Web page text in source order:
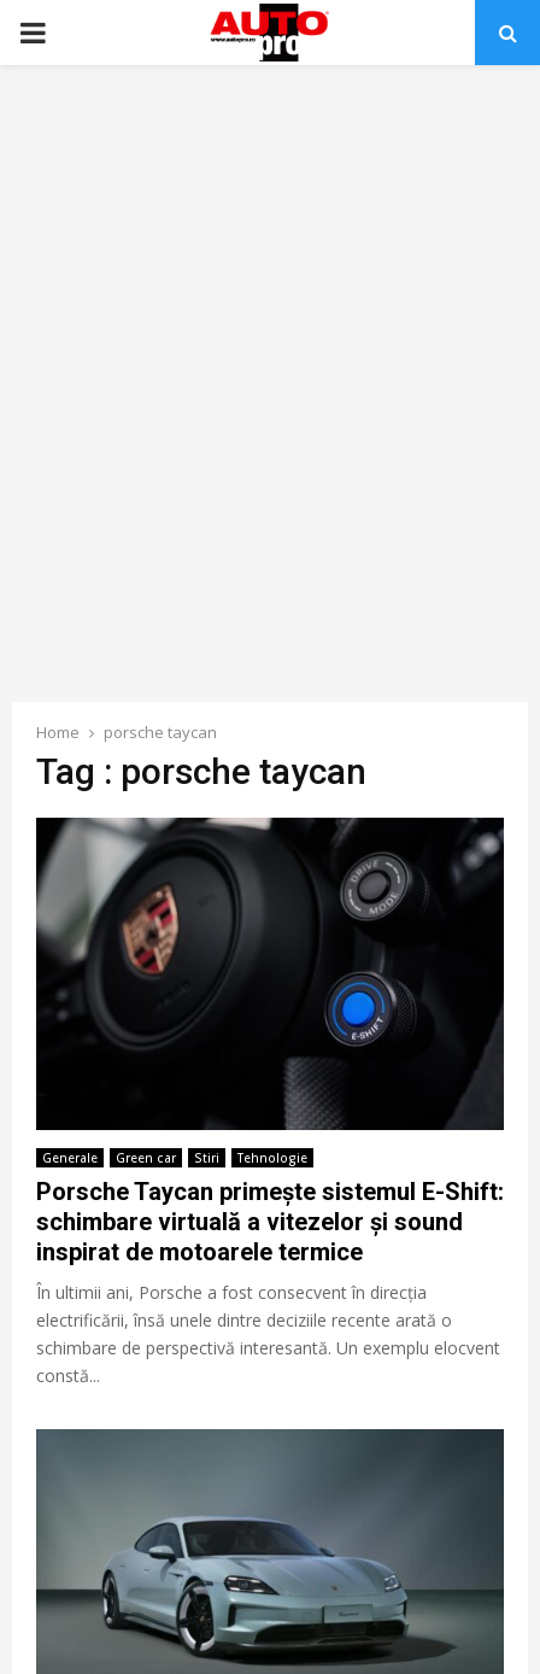
PRIMARY
Home porsche taycan
Tag : porsche taycan
Generale Green car Stiri Tehnologie
Porsche Taycan primește sistemul E-Shift:
schimbare virtuală a vitezelor și sound
inspirat de motoarele termice
În ultimii ani, Porsche a fost consecvent în direcția
electrificării, însă unele dintre deciziile recente arată o
schimbare de perspectivă interesantă. Un exemplu elocvent
constă...